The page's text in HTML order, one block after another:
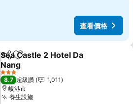
查看價格
分享 加入我的最愛
Sea Castle 2 Hotel Da
Nang
3 星級
8.7 超級讚
1,011
峴港市
養生設施